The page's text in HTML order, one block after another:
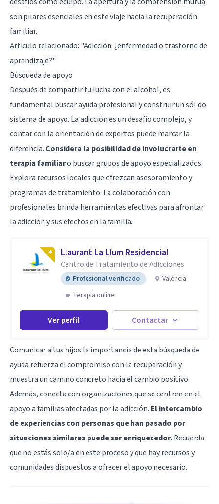
son pilares esenciales en este viaje hacia la recuperación
familiar.
Artículo relacionado: "Adicción: ¿enfermedad o trastorno de
aprendizaje?"
Búsqueda de apoyo
Después de compartir tu lucha con el alcohol, es
fundamental buscar ayuda profesional y construir un sólido
sistema de apoyo. La adicción es un desafío complejo, y
contar con la orientación de expertos puede marcar la
diferencia. Considera la posibilidad de involucrarte en
terapia familiaro buscar grupos de apoyo especializados.
Explora recursos locales que ofrezcan asesoramiento y
programas de tratamiento. La colaboración con
profesionales brinda herramientas efectivas para afrontar
la adicción y sus efectos en la familia.
Llaurant La Llum Residencial
Centro de Tratamiento de Adicciones
Profesional verificado
València
Terapia online
Ver perfil Contactar
Comunicar a tus hijos la importancia de esta búsqueda de
ayuda refuerza el compromiso con la recuperación y
muestra un camino concreto hacia el cambio positivo.
Además, conecta con organizaciones que se centren en el
apoyo a familias afectadas por la adicción. El intercambio
de experiencias con personas que han pasado por
situaciones similares puede ser enriquecedor. Recuerda
que no estás solo/a en este proceso y que hay recursos y
comunidades dispuestos a ofrecer el apoyo necesario.